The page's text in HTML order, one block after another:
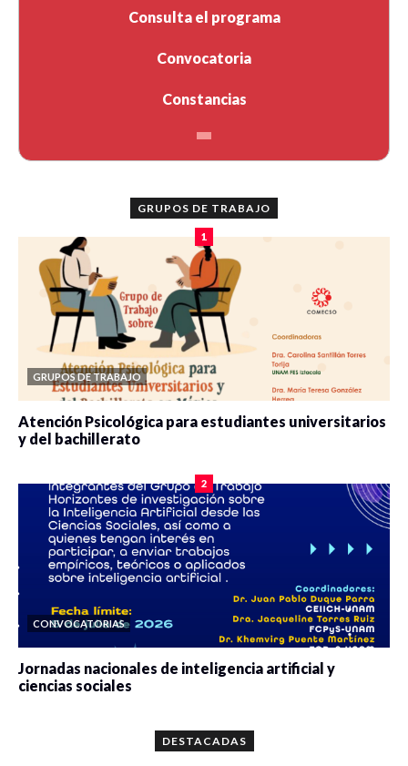
Consulta el programa
Convocatoria
Constancias
GRUPOS DE TRABAJO
1
GRUPOS DE TRABAJO
Atención Psicológica para estudiantes universitarios
y del bachillerato
2
CONVOCATORIAS
Jornadas nacionales de inteligencia artificial y
ciencias sociales
DESTACADAS